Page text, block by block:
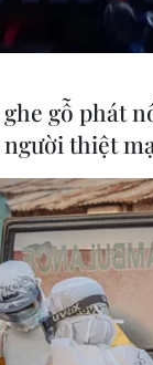
tim mạch, hô
thở máy, máy
Rửa dạ dày,
gỗ phát
thiệt